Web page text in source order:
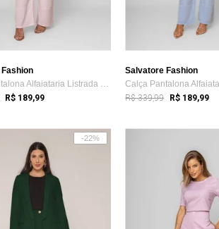
Calça Pantalona Alfaiataria Listrada Sal...
R$ 189,99
Salvatore Fashion
R$ 339,99 R$ 189,99
-22%